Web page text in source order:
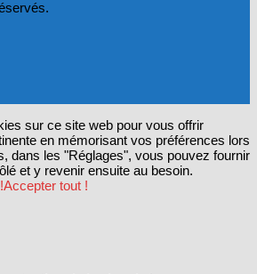
sur ce site web pour vous offrir
en mémorisant vos préférences lors
dans les "Réglages", vous pouvez fournir
et y revenir ensuite au besoin.
Accepter tout !